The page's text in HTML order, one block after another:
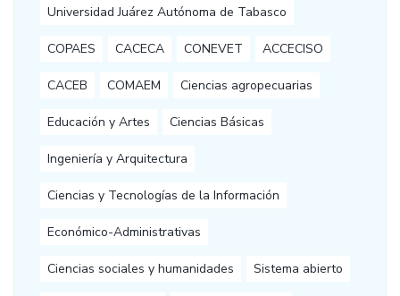
Universidad Juárez Autónoma de Tabasco
COPAES CACECA CONEVET ACCECISO
CACEB COMAEM Ciencias agropecuarias
Educación y Artes Ciencias Básicas
Ingeniería y Arquitectura
Ciencias y Tecnologías de la Información
Económico-Administrativas
Ciencias sociales y humanidades Sistema abierto